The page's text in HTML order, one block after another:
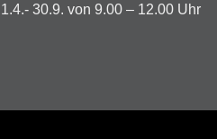
1.4.- 30.9. von 9.00 – 12.00 Uhr